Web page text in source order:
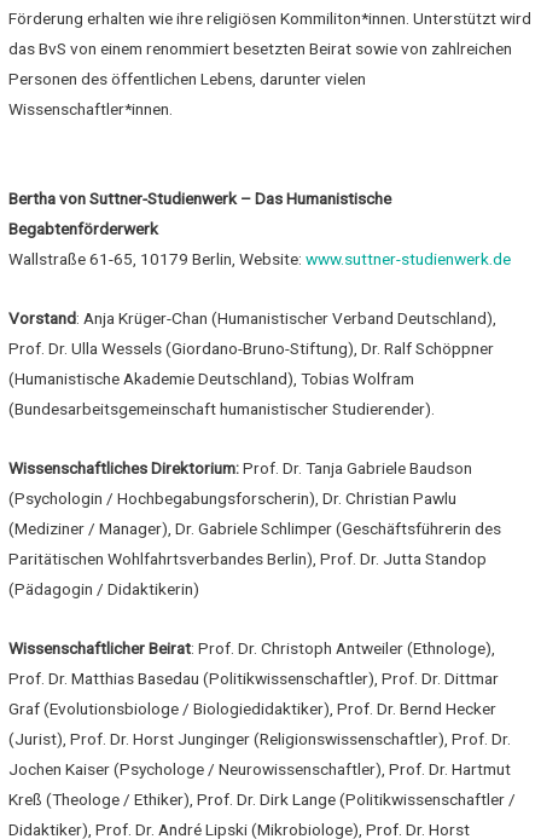
Förderung erhalten wie ihre religiösen Kommiliton*innen. Unterstützt wird
das BvS von einem renommiert besetzten Beirat sowie von zahlreichen
Personen des öffentlichen Lebens, darunter vielen
Wissenschaftler*innen.
Bertha von Suttner-Studienwerk – Das Humanistische
Begabtenförderwerk
Wallstraße 61-65, 10179 Berlin, Website:www.suttner-studienwerk.de
Vorstand: Anja Krüger-Chan (Humanistischer Verband Deutschland),
Prof. Dr. Ulla Wessels (Giordano-Bruno-Stiftung), Dr. Ralf Schöppner
(Humanistische Akademie Deutschland), Tobias Wolfram
(Bundesarbeitsgemeinschaft humanistischer Studierender).
Wissenschaftliches Direktorium:Prof. Dr. Tanja Gabriele Baudson
(Psychologin / Hochbegabungsforscherin), Dr. Christian Pawlu
(Mediziner / Manager), Dr. Gabriele Schlimper (Geschäftsführerin des
Paritätischen Wohlfahrtsverbandes Berlin), Prof. Dr. Jutta Standop
(Pädagogin / Didaktikerin)
Wissenschaftlicher Beirat: Prof. Dr. Christoph Antweiler (Ethnologe),
Prof. Dr. Matthias Basedau (Politikwissenschaftler), Prof. Dr. Dittmar
Graf (Evolutionsbiologe / Biologiedidaktiker), Prof. Dr. Bernd Hecker
(Jurist), Prof. Dr. Horst Junginger (Religionswissenschaftler), Prof. Dr.
Jochen Kaiser (Psychologe / Neurowissenschaftler), Prof. Dr. Hartmut
Kreß (Theologe / Ethiker), Prof. Dr. Dirk Lange (Politikwissenschaftler /
Didaktiker), Prof. Dr. André Lipski (Mikrobiologe), Prof. Dr. Horst